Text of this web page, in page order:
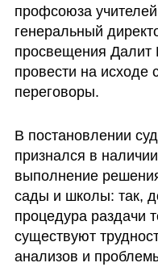
профсоюза
генеральный
просвещения
провести на исходе
переговоры.
В постановлении
признался в
выполнение
сады и школы: так,
процедура раздачи
существуют
анализов и